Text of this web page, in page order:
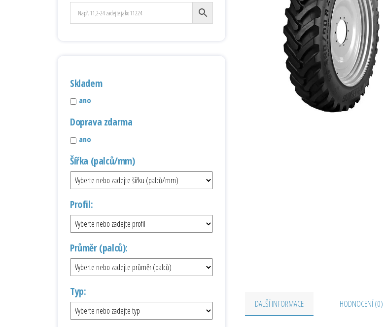
DALŠÍ INFORMACE HODNOCENÍ (0)
Skladem
ano
Doprava zdarma
ano
Šířka (palců/mm)
Profil:
Průměr (palců):
Typ: